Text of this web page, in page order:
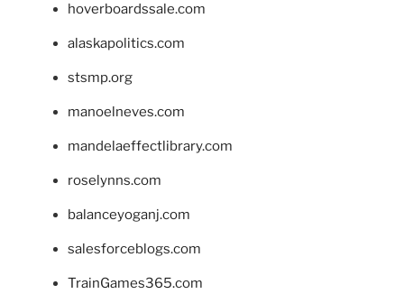
hoverboardssale.com
alaskapolitics.com
stsmp.org
manoelneves.com
mandelaeffectlibrary.com
roselynns.com
balanceyoganj.com
salesforceblogs.com
TrainGames365.com